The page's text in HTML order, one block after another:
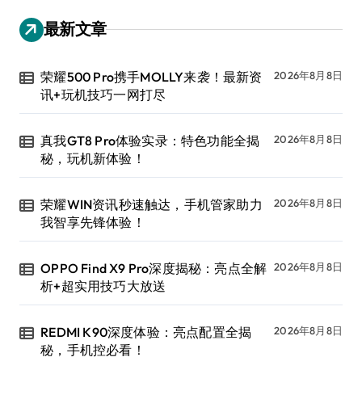
最新文章
荣耀500 Pro携手MOLLY来袭！最新资
讯+玩机技巧一网打尽
2026年8月8日
真我GT8 Pro体验实录：特色功能全揭
秘，玩机新体验！
2026年8月8日
荣耀WIN资讯秒速触达，手机管家助力
我智享先锋体验！
2026年8月8日
OPPO Find X9 Pro深度揭秘：亮点全解
析+超实用技巧大放送
2026年8月8日
REDMI K90深度体验：亮点配置全揭
秘，手机控必看！
2026年8月8日